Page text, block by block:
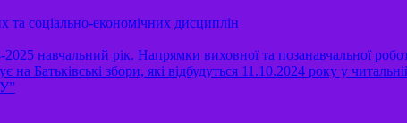
та соціально-економічних дисциплін
навчальний рік. Напрямки виховної та позанавчальної
збори, які відбудуться 11.10.2024 року у